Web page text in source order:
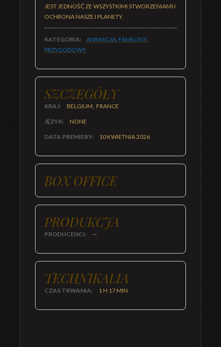
JEST JEDNOŚĆ ZE WSZYSTKIMI STWORZENIAMI I
OCHRONA NASZEJ PLANETY.
KATEGORIA: ANIMACJA, FAMILIJNY,
PRZYGODOWY
SZCZEGÓŁY
KRAJ: BELGIUM, FRANCE
JĘZYK: NONE
DATA PREMIERY: 10 KWIETNIA 2026
BOX OFFICE
PRODUKCJA
PRODUCENCI: —
TECHNIKALIA
CZAS TRWANIA: 1 H 17 MIN